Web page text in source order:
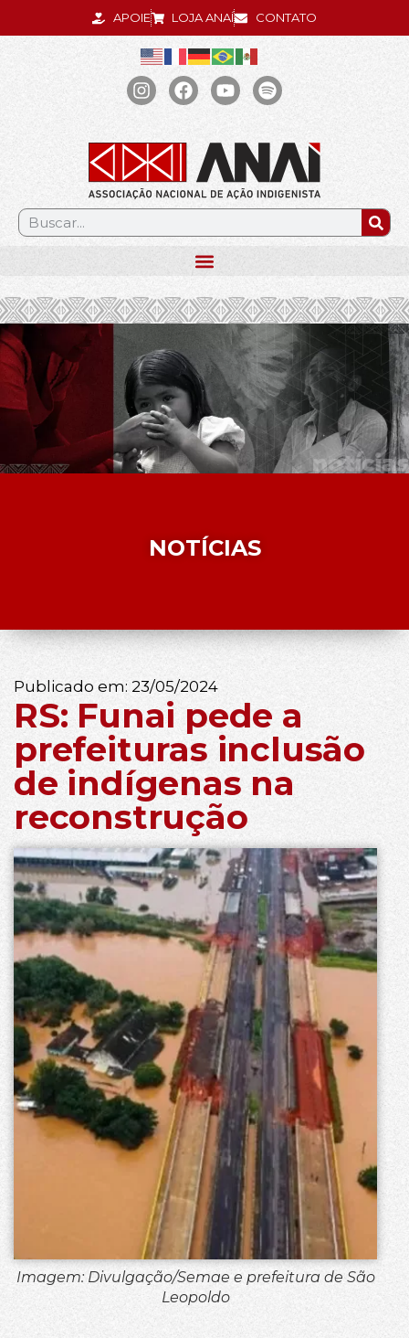
APOIE LOJA ANAÍ CONTATO
.
NOTÍCIAS
Publicado em: 23/05/2024
RS: Funai pede a
prefeituras inclusão
de indígenas na
reconstrução
Imagem: Divulgação/Semae e prefeitura de São
Leopoldo